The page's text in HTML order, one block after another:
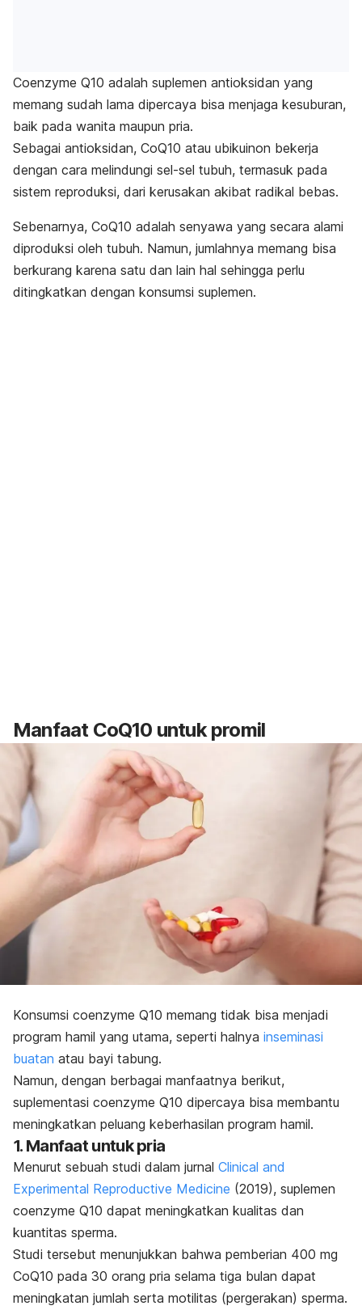
Coenzyme Q10 adalah suplemen antioksidan yang
memang sudah lama dipercaya bisa menjaga kesuburan,
baik pada wanita maupun pria.
Sebagai antioksidan, CoQ10 atau ubikuinon bekerja
dengan cara melindungi sel-sel tubuh, termasuk pada
sistem reproduksi, dari kerusakan akibat radikal bebas.
Sebenarnya, CoQ10 adalah senyawa yang secara alami
diproduksi oleh tubuh. Namun, jumlahnya memang bisa
berkurang karena satu dan lain hal sehingga perlu
ditingkatkan dengan konsumsi suplemen.
Manfaat CoQ10 untuk promil
Konsumsi coenzyme Q10 memang tidak bisa menjadi
program hamil yang utama, seperti halnya inseminasi
buatan atau bayi tabung.
Namun, dengan berbagai manfaatnya berikut,
suplementasi coenzyme Q10 dipercaya bisa membantu
meningkatkan peluang keberhasilan program hamil.
1. Manfaat untuk pria
Menurut sebuah studi dalam jurnal Clinical and
Experimental Reproductive Medicine (2019), suplemen
coenzyme Q10 dapat meningkatkan kualitas dan
kuantitas sperma.
Studi tersebut menunjukkan bahwa pemberian 400 mg
CoQ10 pada 30 orang pria selama tiga bulan dapat
meningkatan jumlah serta motilitas (pergerakan) sperma.